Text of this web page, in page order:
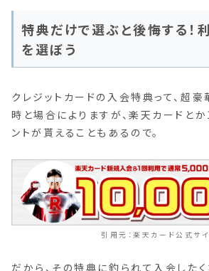
特典だけで選ぶと後悔する！
を選ぼう
クレジットカードの入会特典って、超豪
時と場合によりますが、楽天カードと
ントが貰えることもあるので。
楽天カード公式サイ
だから、その特典に釣られて入会した